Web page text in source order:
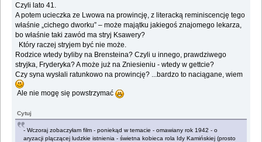
Czyli lato 41.
A potem ucieczka ze Lwowa na prowincję, z literacką reminiscencję tego
właśnie „cichego dworku” – może majątku jakiegoś znajomego lekarza,
bo właśnie taki zawód ma stryj Ksawery?
Który raczej stryjem być nie może.
Rodzice wtedy byliby na Brensteina? Czyli u innego, prawdziwego
stryjka, Fryderyka? A może już na Zniesieniu - wtedy w gettcie?
Czy syna wysłali ratunkowo na prowincję? ...bardzo to naciągane, wiem
Ale nie mogę się powstrzymać
Cytuj
- Wczoraj zobaczyłam film - poniekąd w temacie - omawiany rok 1942 - o
aryzacji plączącej ludzkie istnienia - świetna kobieca rola Idy Kamińskiej (prosto